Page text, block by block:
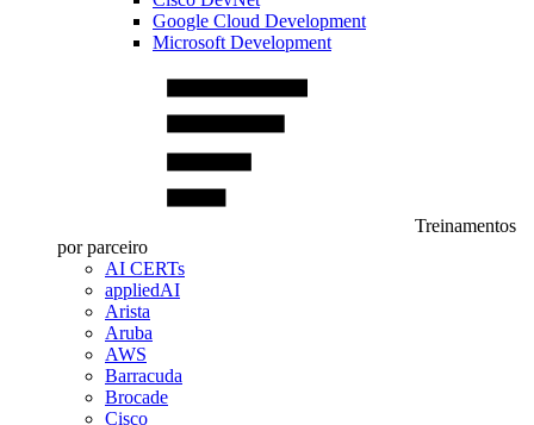
Google Cloud Development
Microsoft Development
Treinamentos
por parceiro
AI CERTs
appliedAI
Arista
Aruba
AWS
Barracuda
Brocade
Cisco